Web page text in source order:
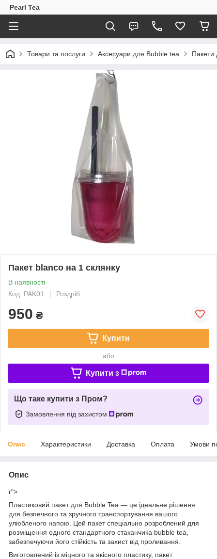
Pearl Tea
Товари та послуги Аксесуари для Bubble tea Пакети
Пакет blanco на 1 склянку
В наявності
Код: PAK01
Роздріб
950 ₴
Купити
або
Купити з
Що таке купити з Пром?
Замовлення під захистом
Опис Характеристики Доставка Оплата Умови
Опис
r">
Пластиковий пакет для Bubble Tea — це ідеальне рішення
для безпечного та зручного транспортування вашого
улюбленого напою. Цей пакет спеціально розроблений для
розміщення одного стандартного стаканчика bubble tea,
забезпечуючи його стійкість та захист від проливання.
Виготовлений із міцного та якісного пластику, пакет